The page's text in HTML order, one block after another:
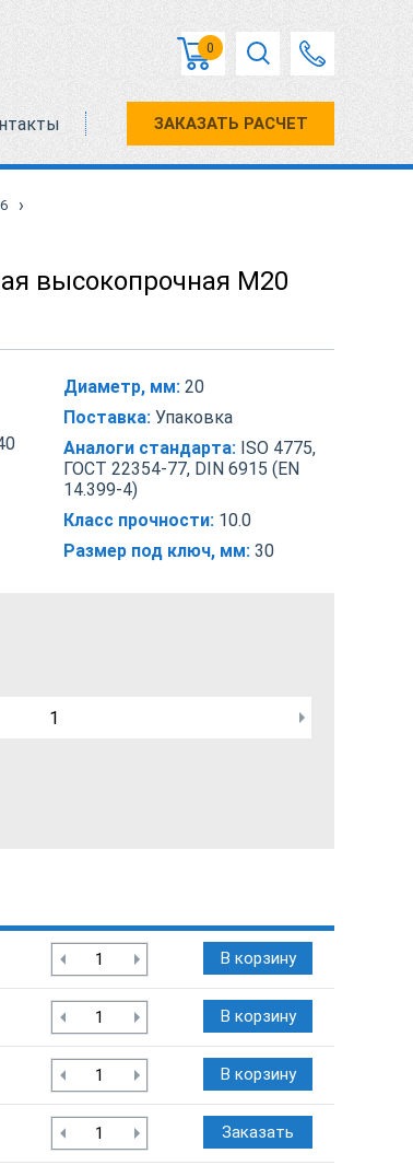
0
ЗАКАЗАТЬ РАСЧЕТ
›
высокопрочная М20
Диаметр, мм: 20
Поставка: Упаковка
Аналоги стандарта: ISO 4775,
ГОСТ 22354-77, DIN 6915 (EN
14.399-4)
Класс прочности: 10.0
Размер под ключ, мм: 30
В корзину
В корзину
В корзину
Заказать